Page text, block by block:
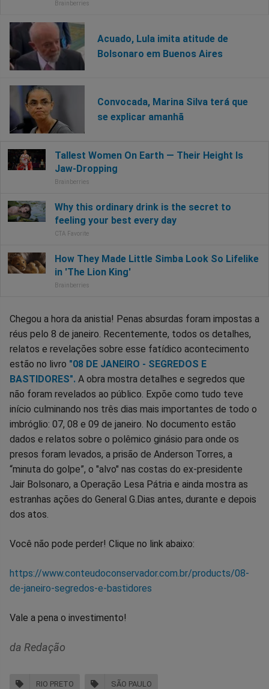
Acuado, Lula imita atitude de
Bolsonaro em Buenos Aires
Convocada, Marina Silva terá que
se explicar amanhã
Chegou a hora da anistia! Penas absurdas foram impostas a
réus pelo 8 de janeiro. Recentemente, todos os detalhes,
relatos e revelações sobre esse fatídico acontecimento
estão no livro "08 DE JANEIRO - SEGREDOS E
BASTIDORES". A obra mostra detalhes e segredos que
não foram revelados ao público. Expõe como tudo teve
início culminando nos três dias mais importantes de todo o
imbróglio: 07, 08 e 09 de janeiro. No documento estão
dados e relatos sobre o polêmico ginásio para onde os
presos foram levados, a prisão de Anderson Torres, a
“minuta do golpe”, o "alvo" nas costas do ex-presidente
Jair Bolsonaro, a Operação Lesa Pátria e ainda mostra as
estranhas ações do General G.Dias antes, durante e depois
dos atos.
Você não pode perder! Clique no link abaixo:
https://www.conteudoconservador.com.br/products/08-
de-janeiro-segredos-e-bastidores
Vale a pena o investimento!
da Redação
RIO PRETO SÃO PAULO